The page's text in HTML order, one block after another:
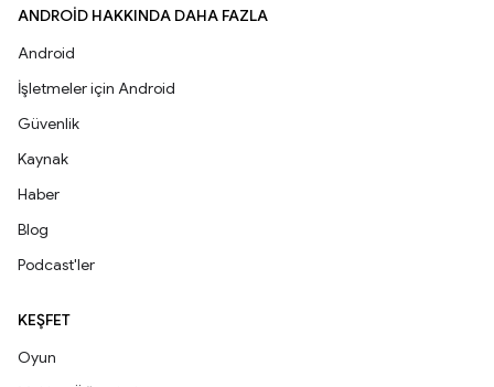
ANDROID HAKKINDA DAHA FAZLA
Android
İşletmeler için Android
Güvenlik
Kaynak
Haber
Blog
Podcast'ler
KEŞFET
Oyun